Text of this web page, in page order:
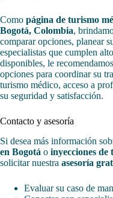
Como página de turismo
Bogotá, Colombia,
comparar opciones, planear
especialistas que cumplen
disponibles, le
opciones para coordinar su
turismo médico, acceso a
su seguridad y satisfacción.
Contacto y asesoría
Si desea más información
en Bogotá o inyecciones
solicitar nuestra asesoría
Evaluar su caso de